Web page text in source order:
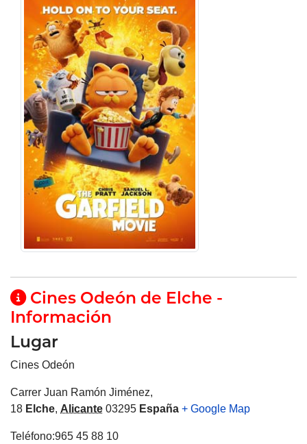
Cines Odeón de Elche -
Información
Lugar
Cines Odeón
Carrer Juan Ramón Jiménez,
18 Elche, Alicante 03295 España + Google Map
Teléfono:965 45 88 10